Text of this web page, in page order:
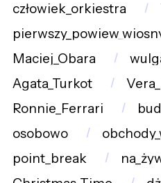
człowiek_orkiestra
Maciej_Obara
Agata_Turkot
Ronnie_Ferrari
osobowo
point_break